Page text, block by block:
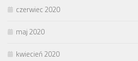
czerwiec 2020
maj 2020
kwiecień 2020